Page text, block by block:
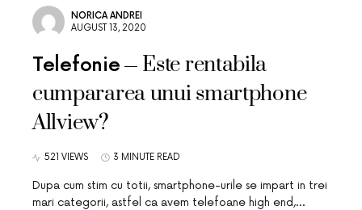
NORICA ANDREI
AUGUST 13, 2020
Telefonie
Este rentabila
cumpararea unui smartphone
Allview?
521 VIEWS 3 MINUTE READ
Dupa cum stim cu totii, smartphone-urile se impart in trei
mari categorii, astfel ca avem telefoane high end,…